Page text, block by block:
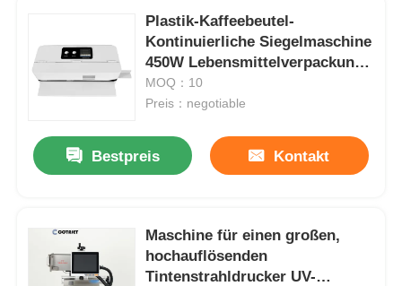
Plastik-Kaffeebeutel-
Kontinuierliche Siegelmaschine
450W Lebensmittelverpackung
Vakuumbeutel-Versiegeler
MOQ：10
Preis：negotiable
Bestpreis Kontakt
Maschine für einen großen,
hochauflösenden
Tintenstrahldrucker UV-